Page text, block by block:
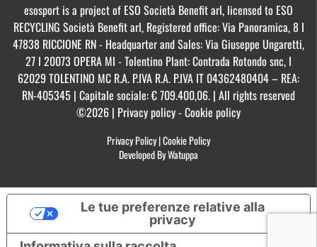
esosport is a project of ESO Società Benefit arl, licensed to ESO
RECYCLING Società Benefit arl, Registered office: Via Panoramica, 8 I
47838 RICCIONE RN - Headquarter and Sales: Via Giuseppe Ungaretti,
27 I 20073 OPERA MI - Tolentino Plant: Contrada Rotondo snc, I
62029 TOLENTINO MC R.A. P.IVA R.A. P.IVA IT 04362480404 – REA:
RN-405345 | Capitale sociale: € 709.400,06. | All rights reserved
©2026 | Privacy policy - Cookie policy
Privacy Policy|Cookie Policy
Developed By Watuppa
Le tue preferenze relative alla
privacy